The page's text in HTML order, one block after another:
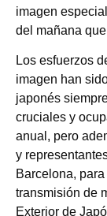
imagen
del mañana
Los esfuerzos
imagen han
japonés
cruciales y
anual, pero
y
Barcelona,
transmisión de
Exterior de